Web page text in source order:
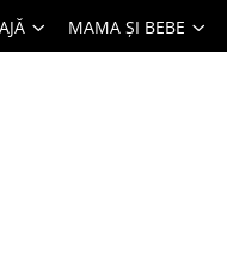
MAMA ȘI BEBE